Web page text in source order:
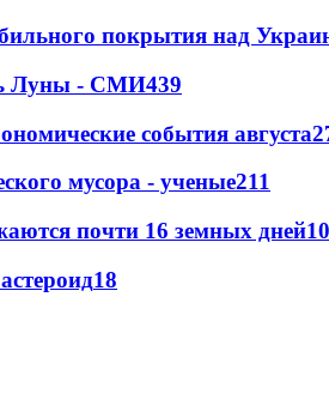
покрытия над
Луны - СМИ439
события августа
мусора - ученые211
почти 16 земных дней
18